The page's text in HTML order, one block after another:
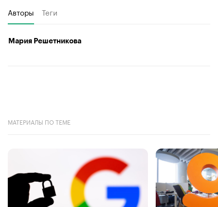
Авторы Теги
Мария Решетникова
МАТЕРИАЛЫ ПО ТЕМЕ